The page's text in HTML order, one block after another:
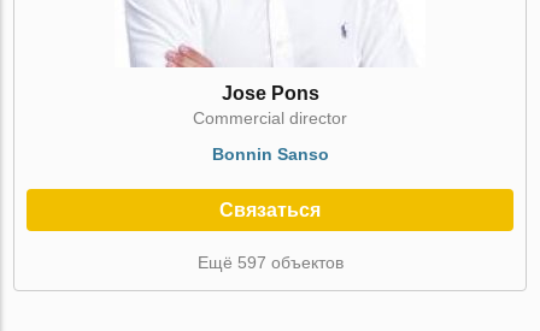
Jose Pons
Commercial director
Bonnin Sanso
Связаться
Ещё 597 объектов